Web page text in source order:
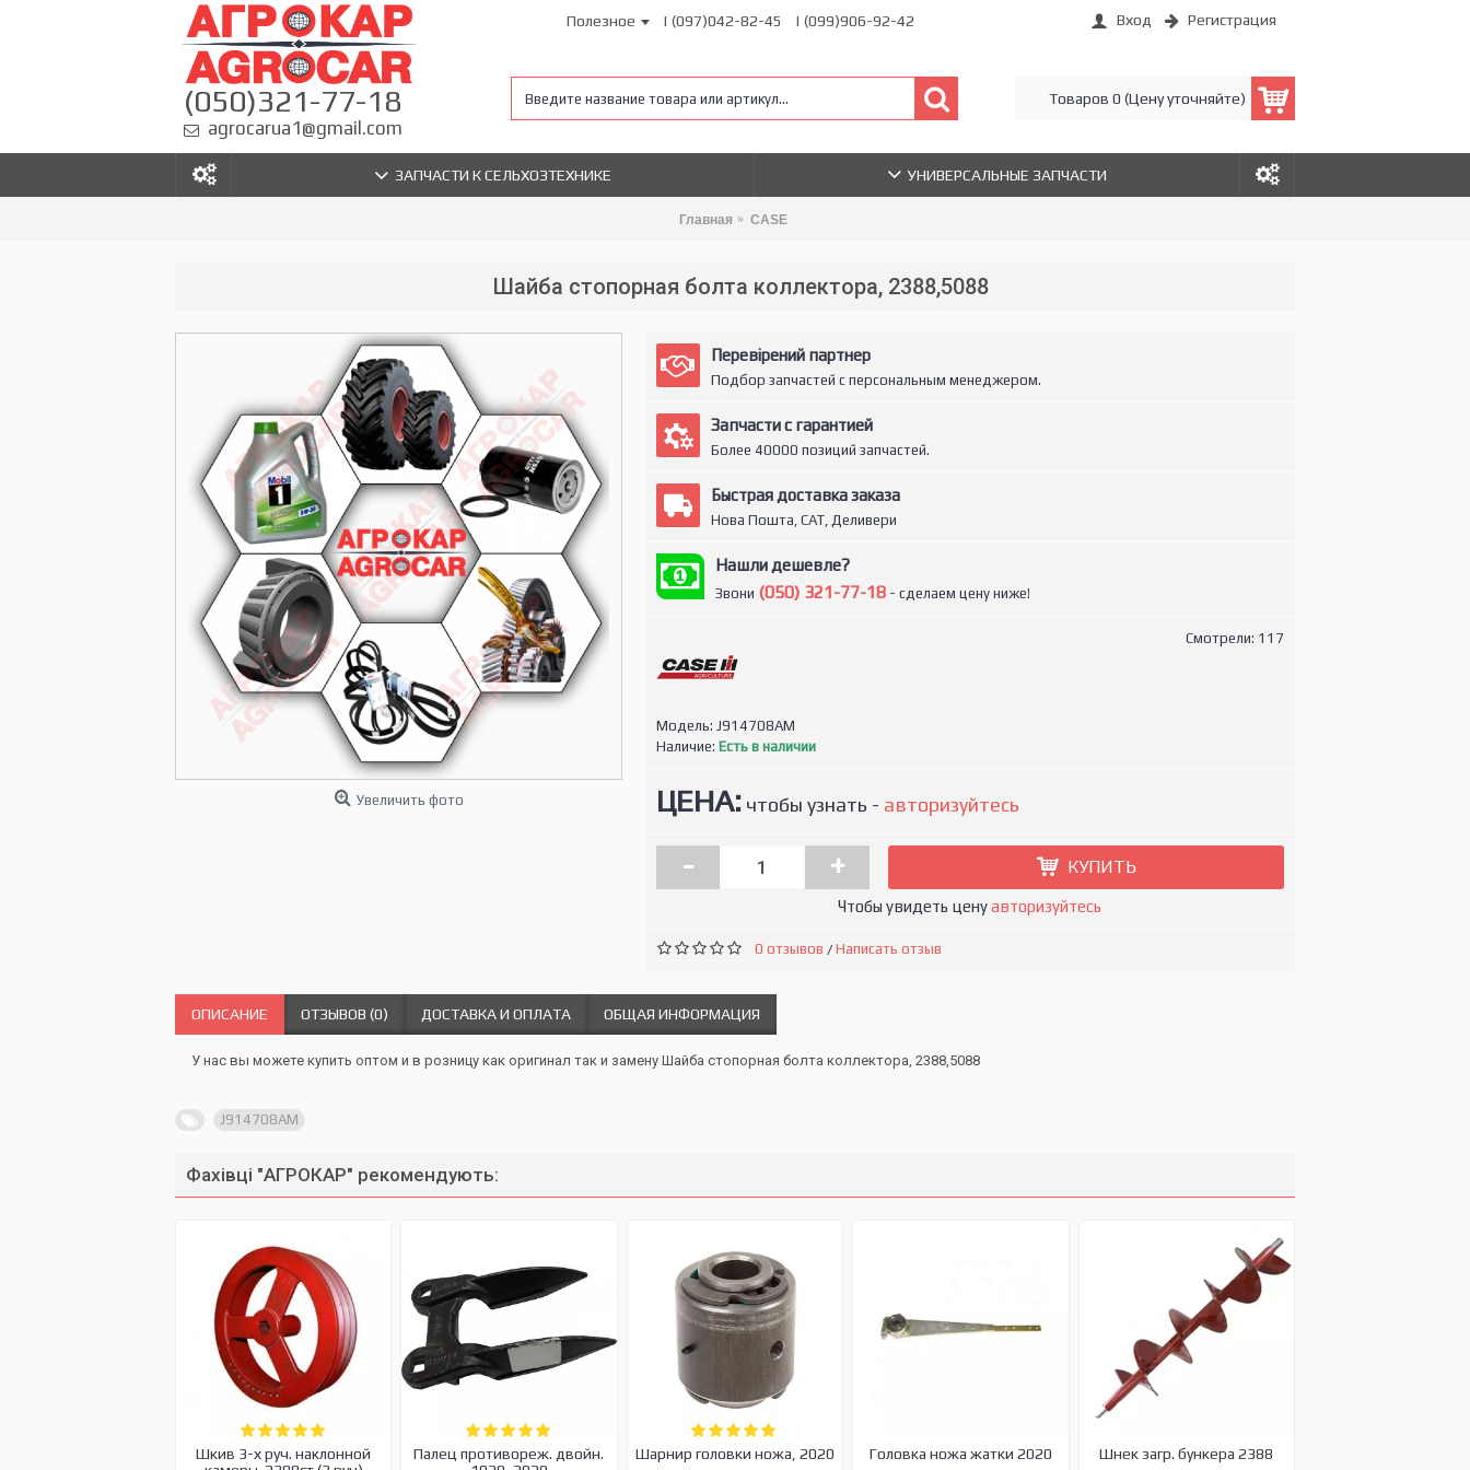
(050)321-77-18
agrocarua1@gmail.com
Полезное | (097)042-82-45 | (099)906-92-42 Вход Регистрация
Товаров 0 (Цену уточняйте)
ЗАПЧАСТИ К СЕЛЬХОЗТЕХНИКЕ УНИВЕРСАЛЬНЫЕ ЗАПЧАСТИ
Главная CASE
Шайба стопорная болта коллектора, 2388,5088
Увеличить фото
Перевірений партнер
Подбор запчастей с персональным менеджером.
Запчасти с гарантией
Более 40000 позиций запчастей.
Быстрая доставка заказа
Нова Пошта, САТ, Деливери
Нашли дешевле?
Звони (050) 321-77-18- сделаем цену ниже!
Смотрели: 117
Модель: J914708AM
Наличие: Есть в наличии
ЦЕНА:чтобы узнать - авторизуйтесь
- + КУПИТЬ
Чтобы увидеть ценуавторизуйтесь
0 отзывов /Написать отзыв
ОПИСАНИЕ ОТЗЫВОВ (0) ДОСТАВКА И ОПЛАТА ОБЩАЯ ИНФОРМАЦИЯ
У нас вы можете купить оптом и в розницу как оригинал так и замену Шайба стопорная болта коллектора, 2388,5088
J914708AM
Фахівці "АГРОКАР" рекомендують:
Шкив 3-х руч. наклонной
Палец противореж. двойн.
Шарнир головки ножа, 2020 Головка ножа жатки 2020 Шнек загр. бункера 2388